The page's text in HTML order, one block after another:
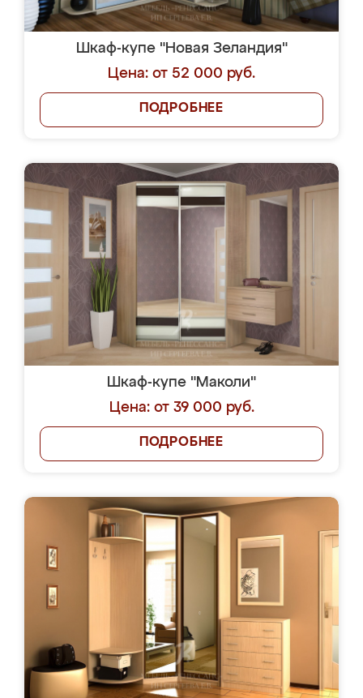
Шкаф-купе "Новая Зеландия"
Цена: от 52 000 руб.
ПОДРОБНЕЕ
Шкаф-купе "Маколи"
Цена: от 39 000 руб.
ПОДРОБНЕЕ